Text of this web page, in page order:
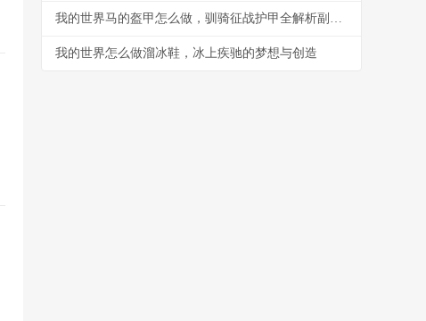
我的世界马的盔甲怎么做，驯骑征战护甲全解析副标题
我的世界怎么做溜冰鞋，冰上疾驰的梦想与创造